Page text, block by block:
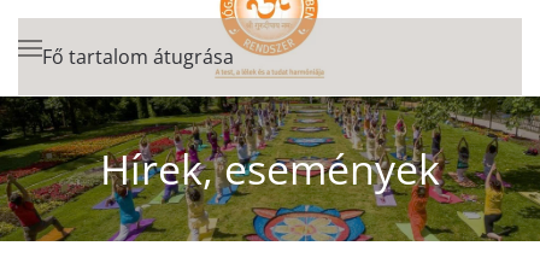
Fő tartalom átugrása
Hírek, események